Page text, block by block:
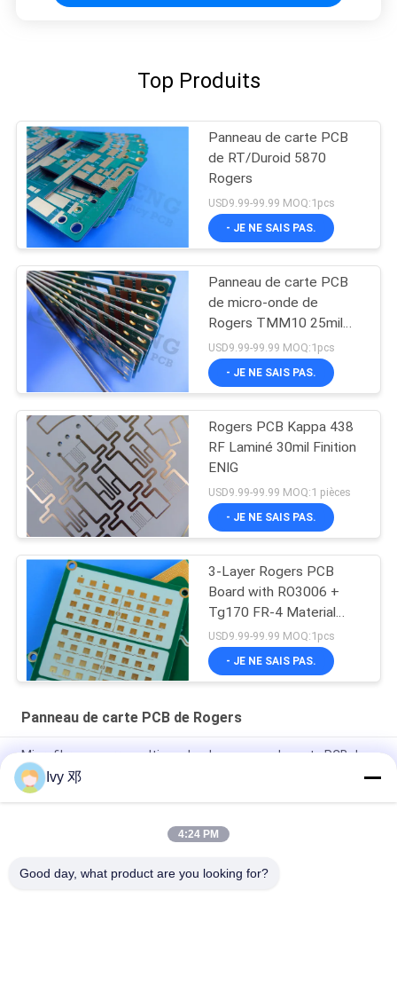
Top Produits
Panneau de carte PCB
de RT/Duroid 5870
Rogers
USD9.99-99.99 MOQ:1pcs
- JE NE SAIS PAS.
Panneau de carte PCB
de micro-onde de
Rogers TMM10 25mil
0.635mm pour les
polariseurs diélectriques
USD9.99-99.99 MOQ:1pcs
- JE NE SAIS PAS.
Rogers PCB Kappa 438
RF Laminé 30mil Finition
ENIG
USD9.99-99.99 MOQ:1 pièces
- JE NE SAIS PAS.
3-Layer Rogers PCB
Board with RO3006 +
Tg170 FR-4 Material
0.86mm Thickness and
98mm x 30mm Size
USD9.99-99.99 MOQ:1pcs
- JE NE SAIS PAS.
Panneau de carte PCB de Rogers
Microfibre en verre multicouche de panneau de carte PCB de
Rogers UL Rogers de Rogers 5870 a renforcé PTFE
NT1duroïde 5880 PCB à haute fréquence à 2 couches
RF PCB 2 couches 20mil RO4835 substrat noir sérigraphie or
Ivy 邓
4:24 PM
Good day, what product are you looking for?